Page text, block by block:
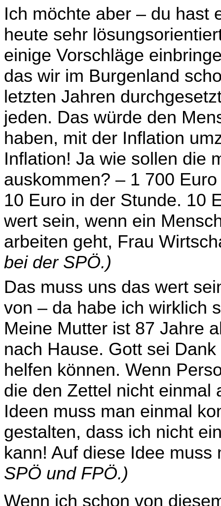
Ich möchte aber – du hast
heute sehr
einige Vorschläge
das wir im Burgenland
letzten Jahren
jeden. Das würde den
haben, mit der Inflation
Inflation! Ja wie sollen die
auskommen? – 1 700
10 Euro in der Stunde. 10
wert sein, wenn ein
arbeiten geht, Frau
bei der SPÖ.)
Das muss uns das wert
von – da habe ich wirklich
Meine Mutter ist 87 Jahre
nach Hause. Gott sei
helfen können. Wenn
die den Zettel nicht einmal
Ideen muss man einmal
gestalten, dass ich nicht
kann! Auf diese Idee
SPÖ und FPÖ.)
Wenn ich schon von